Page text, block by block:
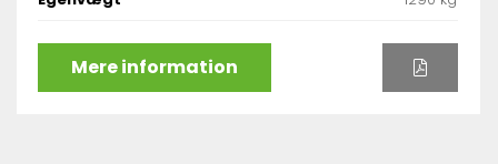
Mere information